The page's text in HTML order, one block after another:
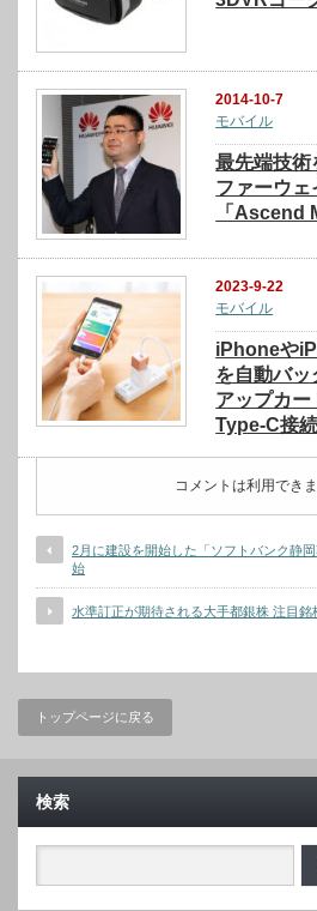
2014-10-7
モバイル
最先端技術
ファーウェ
「Ascend
2023-9-22
モバイル
iPhoneや
を自動バッ
アップカー
Type-C接
コメントは利用できま
2月に建設を開始した「ソフトバンク静
始
水準訂正が期待される大手都銀株 注目銘
トップページに戻る
検索